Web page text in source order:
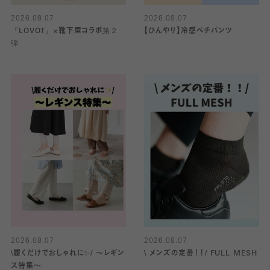
2026.08.07
『LOVOT』×靴下屋コラボ第２
弾
2026.08.07
【ひんやり】冷感ペチパンツ
2026.08.07
\履くだけでおしゃれに✨/ 〜レギン
ス特集〜
2026.08.07
\ メンズの定番！！/ FULL MESH